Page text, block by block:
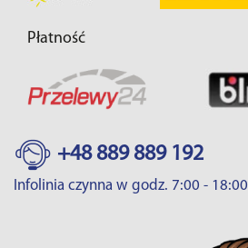
Płatność
+48 889 889 192
Infolinia czynna w godz. 7:00 - 18:00